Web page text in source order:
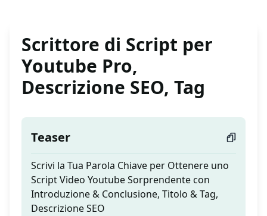
Scrittore di Script per
Youtube Pro,
Descrizione SEO, Tag
Teaser
Scrivi la Tua Parola Chiave per Ottenere uno
Script Video Youtube Sorprendente con
Introduzione & Conclusione, Titolo & Tag,
Descrizione SEO